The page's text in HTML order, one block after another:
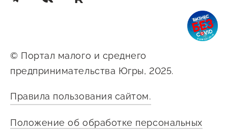
© Портал малого и среднего
предпринимательства Югры, 2025.
Правила пользования сайтом.
Положение об обработке персональных